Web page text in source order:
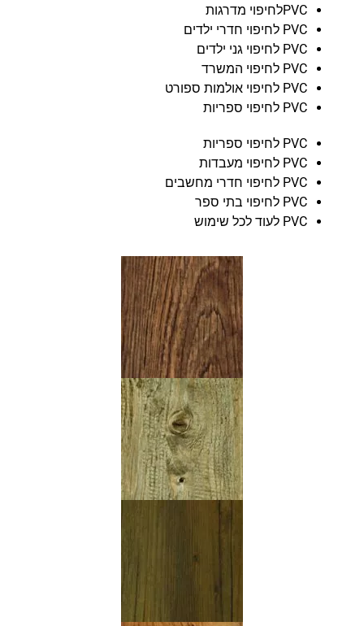
PVCלחיפוי מדרגות
PVC לחיפוי חדרי ילדים
PVC לחיפוי גני ילדים
PVC לחיפוי המשרד
PVC לחיפוי אולמות ספורט
PVC לחיפוי ספריות
PVC לחיפוי ספריות
PVC לחיפוי מעבדות
PVC לחיפוי חדרי מחשבים
PVC לחיפוי בתי ספר
PVC לעוד לכל שימוש